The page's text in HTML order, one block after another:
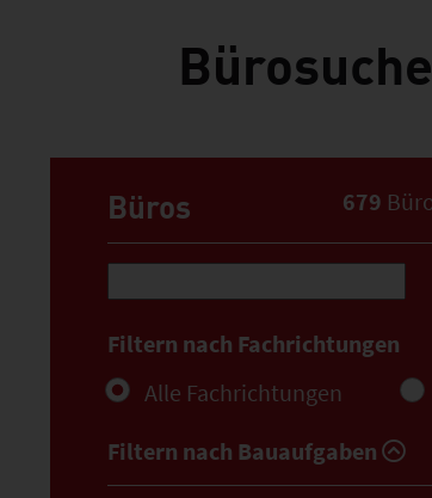
Bürosuche
Büros 679
Filtern nach Fachrichtungen
Alle Fachrichtungen
Filtern nach Bauaufgaben